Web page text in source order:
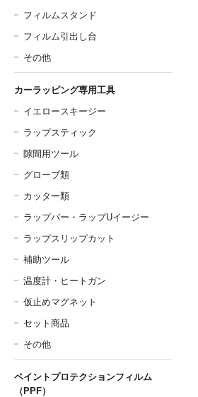
フィルムスタンド
フィルム引出し台
その他
カーラッピング専用工具
イエロースキージー
ラップスティック
隙間用ツール
グローブ類
カッター類
ラップバー・ラップUイージー
ラップスリップカット
補助ツール
温度計・ヒートガン
仮止めマグネット
セット商品
その他
ペイントプロテクションフィルム
（PPF）